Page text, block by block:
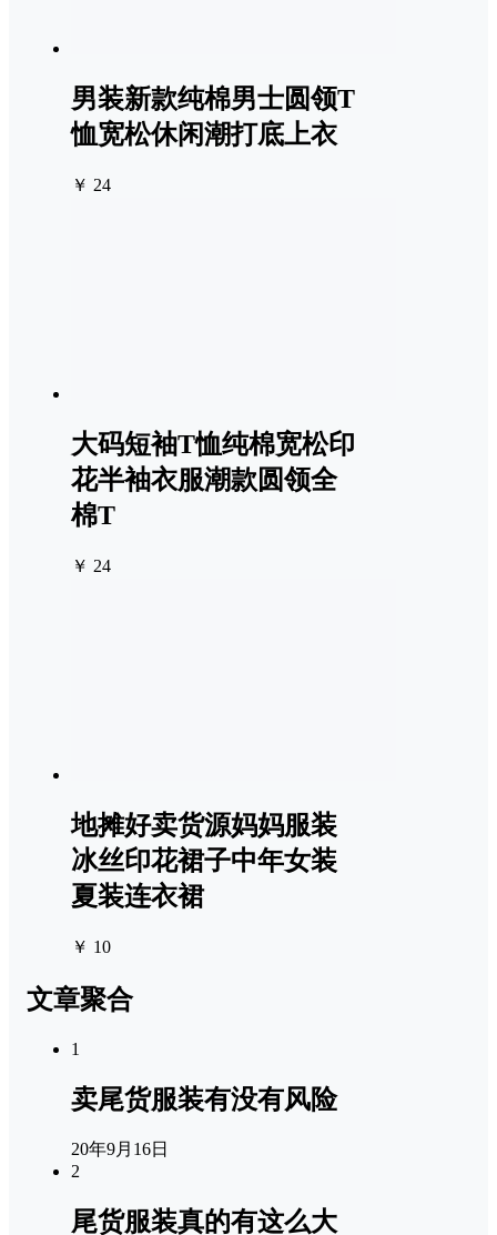
男装新款纯棉男士圆领T
恤宽松休闲潮打底上衣
￥ 24
大码短袖T恤纯棉宽松印
花半袖衣服潮款圆领全
棉T
￥ 24
地摊好卖货源妈妈服装
冰丝印花裙子中年女装
夏装连衣裙
￥ 10
文章聚合
1
卖尾货服装有没有风险
20年9月16日
2
尾货服装真的有这么大